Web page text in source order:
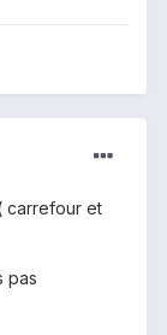
carrefour et
pas